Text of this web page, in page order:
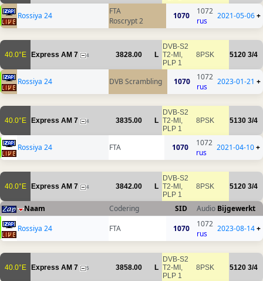
Rossiya 24
FTA
Roscrypt 2
1070
1072
rus
2021-05-06+
40.0°E Express AM 7 4 3828.00 L
DVB-S2
T2-MI,
PLP 1
8PSK 5120 3/4
Rossiya 24 DVB Scrambling 1070
1072
rus
2023-01-21 +
40.0°E Express AM 7 4 3835.00 L
DVB-S2
T2-MI,
PLP 1
8PSK 5130 3/4
Rossiya 24 FTA 1070
1072
rus
2021-04-10+
40.0°E Express AM 7 4 3842.00 L
DVB-S2
T2-MI,
PLP 1
8PSK 5120 3/4
Naam Codering SID Audio Bijgewerkt
Rossiya 24
FTA 1070
1072
rus
2023-08-14+
40.0°E Express AM 7 5 3858.00 L
DVB-S2
T2-MI,
PLP 1
8PSK 5120 3/4